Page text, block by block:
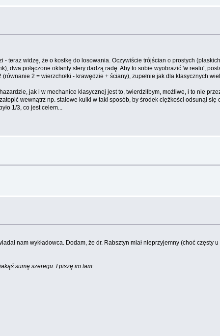
- teraz widzę, że o kostkę do losowania. Oczywiście trójścian o prostych
dwa połączone oktanty sfery dadzą radę. Aby to sobie wyobrazić 'w realu',
2 = wierzchołki - krawędzie + ściany), zupełnie jak dla klasycznych
jak i w mechanice klasycznej jest to, twierdziłbym, możliwe, i to nie
wewnątrz np. stalowe kulki w taki sposób, by środek ciężkości odsunął
1/3, co jest celem...
nam wykładowca. Dodam, że dr. Rabsztyn miał nieprzyjemny (choć
sumę szeregu. I piszę im tam: